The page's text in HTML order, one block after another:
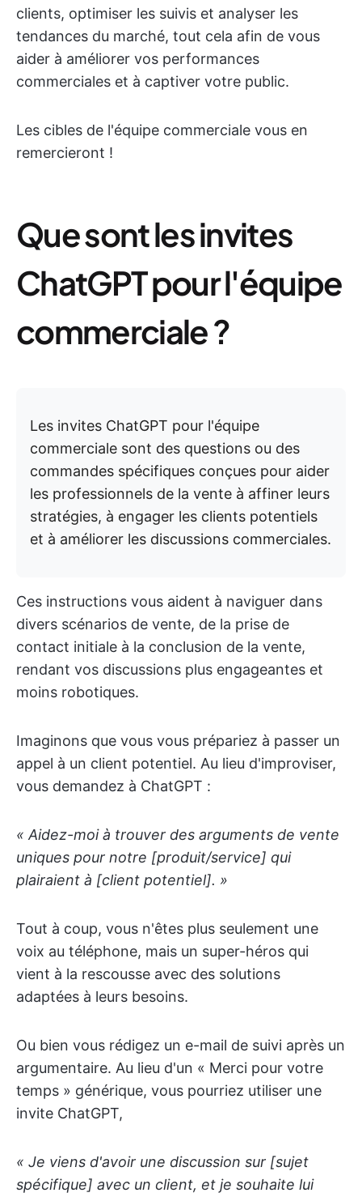
clients, optimiser les suivis et analyser les
tendances du marché, tout cela afin de vous
aider à améliorer vos performances
commerciales et à captiver votre public.
Les cibles de l'équipe commerciale vous en
remercieront !
Que sont les invites
ChatGPT pour l'équipe
commerciale ?
Les invites ChatGPT pour l'équipe
commerciale sont des questions ou des
commandes spécifiques conçues pour aider
les professionnels de la vente à affiner leurs
stratégies, à engager les clients potentiels
et à améliorer les discussions commerciales.
Ces instructions vous aident à naviguer dans
divers scénarios de vente, de la prise de
contact initiale à la conclusion de la vente,
rendant vos discussions plus engageantes et
moins robotiques.
Imaginons que vous vous prépariez à passer un
appel à un client potentiel. Au lieu d'improviser,
vous demandez à ChatGPT :
« Aidez-moi à trouver des arguments de vente
uniques pour notre [produit/service] qui
plairaient à [client potentiel]. »
Tout à coup, vous n'êtes plus seulement une
voix au téléphone, mais un super-héros qui
vient à la rescousse avec des solutions
adaptées à leurs besoins.
Ou bien vous rédigez un e-mail de suivi après un
argumentaire. Au lieu d'un « Merci pour votre
temps » générique, vous pourriez utiliser une
invite ChatGPT,
« Je viens d'avoir une discussion sur [sujet
spécifique] avec un client, et je souhaite lui